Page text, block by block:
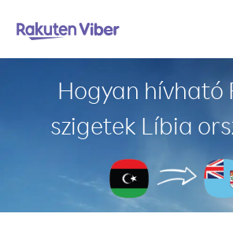
Hogyan hívható
szigetek Líbia